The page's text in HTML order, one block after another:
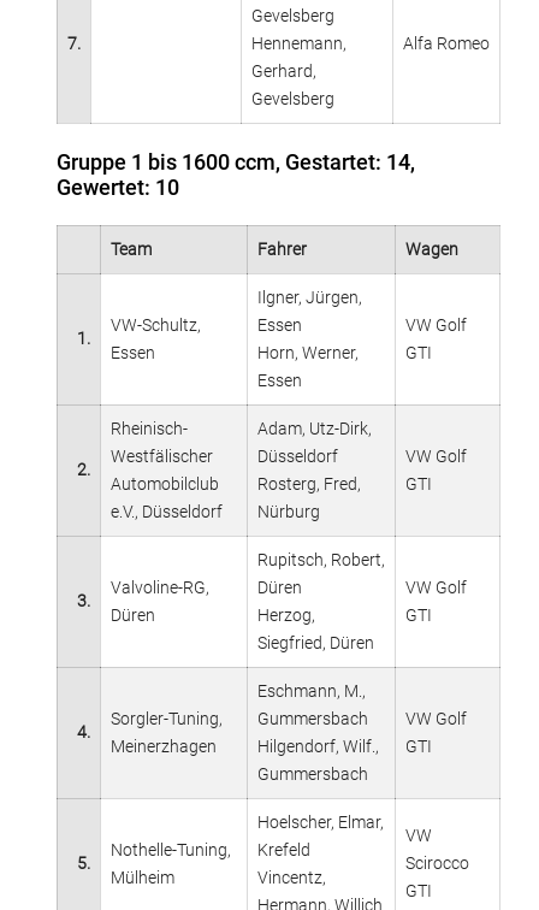
7.
Gevelsberg
Hennemann,
Gerhard,
Gevelsberg
Alfa Romeo
Gruppe 1 bis 1600 ccm, Gestartet: 14,
Gewertet: 10
Team Fahrer Wagen
1.
VW-Schultz,
Essen
Ilgner, Jürgen,
Essen
Horn, Werner,
Essen
VW Golf
GTI
2.
Rheinisch-
Westfälischer
Automobilclub
e.V., Düsseldorf
Adam, Utz-Dirk,
Düsseldorf
Rosterg, Fred,
Nürburg
VW Golf
GTI
3.
Valvoline-RG,
Düren
Rupitsch, Robert,
Düren
Herzog,
Siegfried, Düren
VW Golf
GTI
4.
Sorgler-Tuning,
Meinerzhagen
Eschmann, M.,
Gummersbach
Hilgendorf, Wilf.,
Gummersbach
VW Golf
GTI
5.
Nothelle-Tuning,
Mülheim
Hoelscher, Elmar,
Krefeld
Vincentz,
Hermann, Willich
VW
Scirocco
GTI